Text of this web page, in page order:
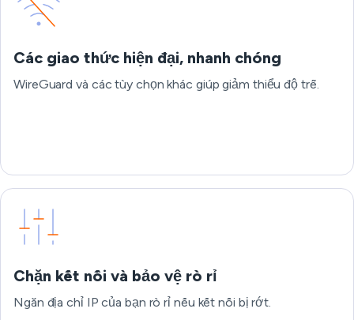
Các giao thức hiện đại, nhanh chóng
WireGuard và các tùy chọn khác giúp giảm thiểu độ trễ.
Chặn kết nối và bảo vệ rò rỉ
Ngăn địa chỉ IP của bạn rò rỉ nếu kết nối bị rớt.